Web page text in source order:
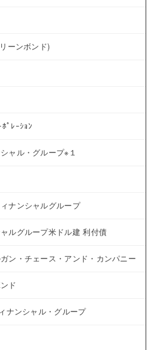
ーンボンド)
ﾟﾚｰｼｮﾝ
ャル・グループ※１
ナンシャルグループ
ルグループ米ドル建 利付債
ン・チェース・アンド・カンパニー
ド
ナンシャル・グループ